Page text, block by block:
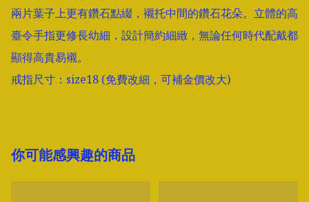
兩片葉子上更有鑽石點綴，襯托中間的鑽石花朵。立體的高
臺令手指更修長幼細，設計簡約細緻，無論任何時代配戴都
顯得高貴易襯。
戒指尺寸：size18 (免費改細，可補金價改大)
你可能感興趣的商品